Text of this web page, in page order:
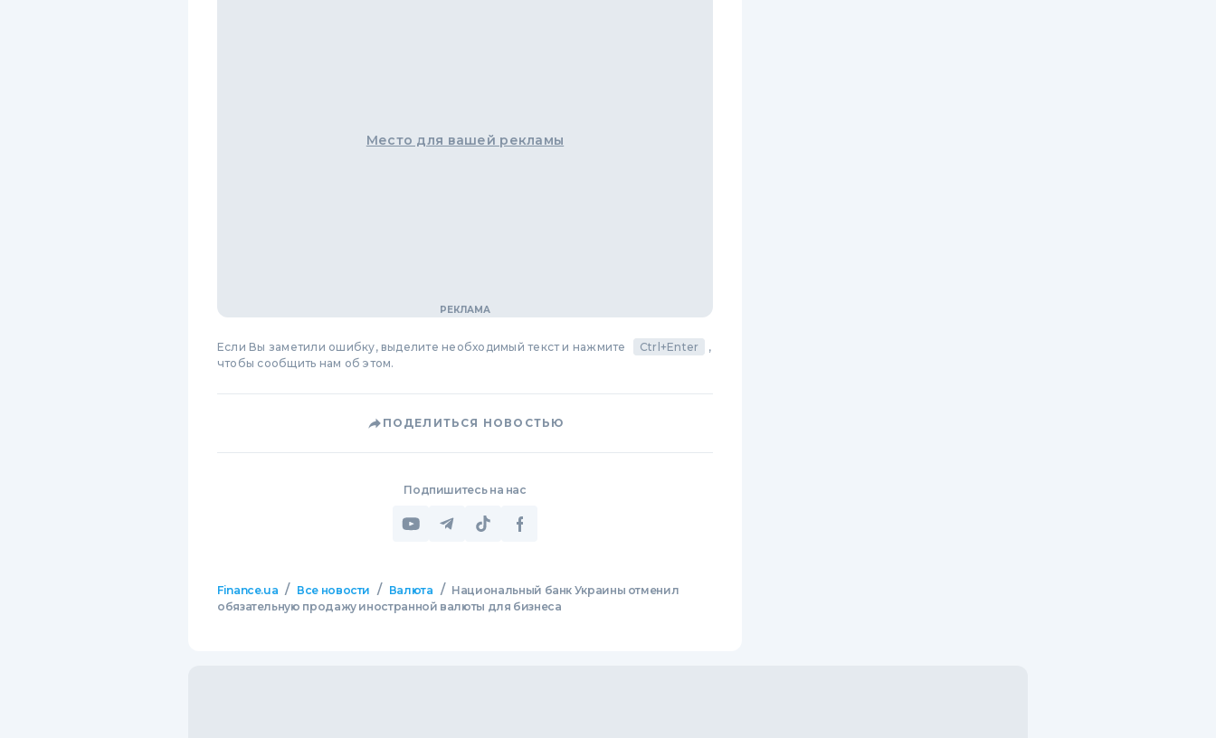
Место для вашей рекламы
Если Вы заметили ошибку, выделите необходимый текст и нажмите Ctrl+Enter
,
чтобы сообщить нам об этом.
ПОДЕЛИТЬСЯ НОВОСТЬЮ
Подпишитесь на нас
Finance.ua / Все новости / Валюта / Национальный банк Украины отменил
обязательную продажу иностранной валюты для бизнеса